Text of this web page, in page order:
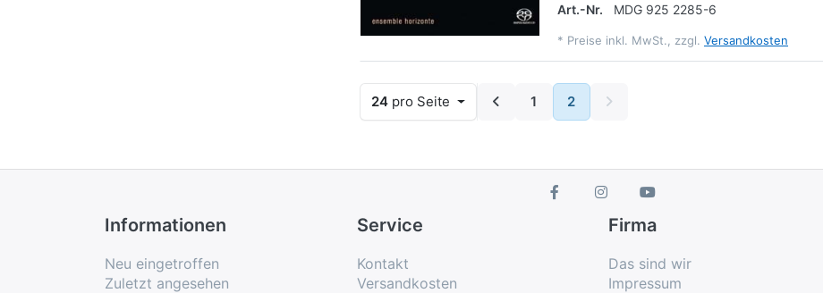
Art.-Nr.
MDG 925 2285-6
* Preise inkl. MwSt., zzgl. Versandkosten
24 pro Seite 1 2
Informationen
Neu eingetroffen
Zuletzt angesehen
Service
Kontakt
Versandkosten
Firma
Das sind wir
Impressum